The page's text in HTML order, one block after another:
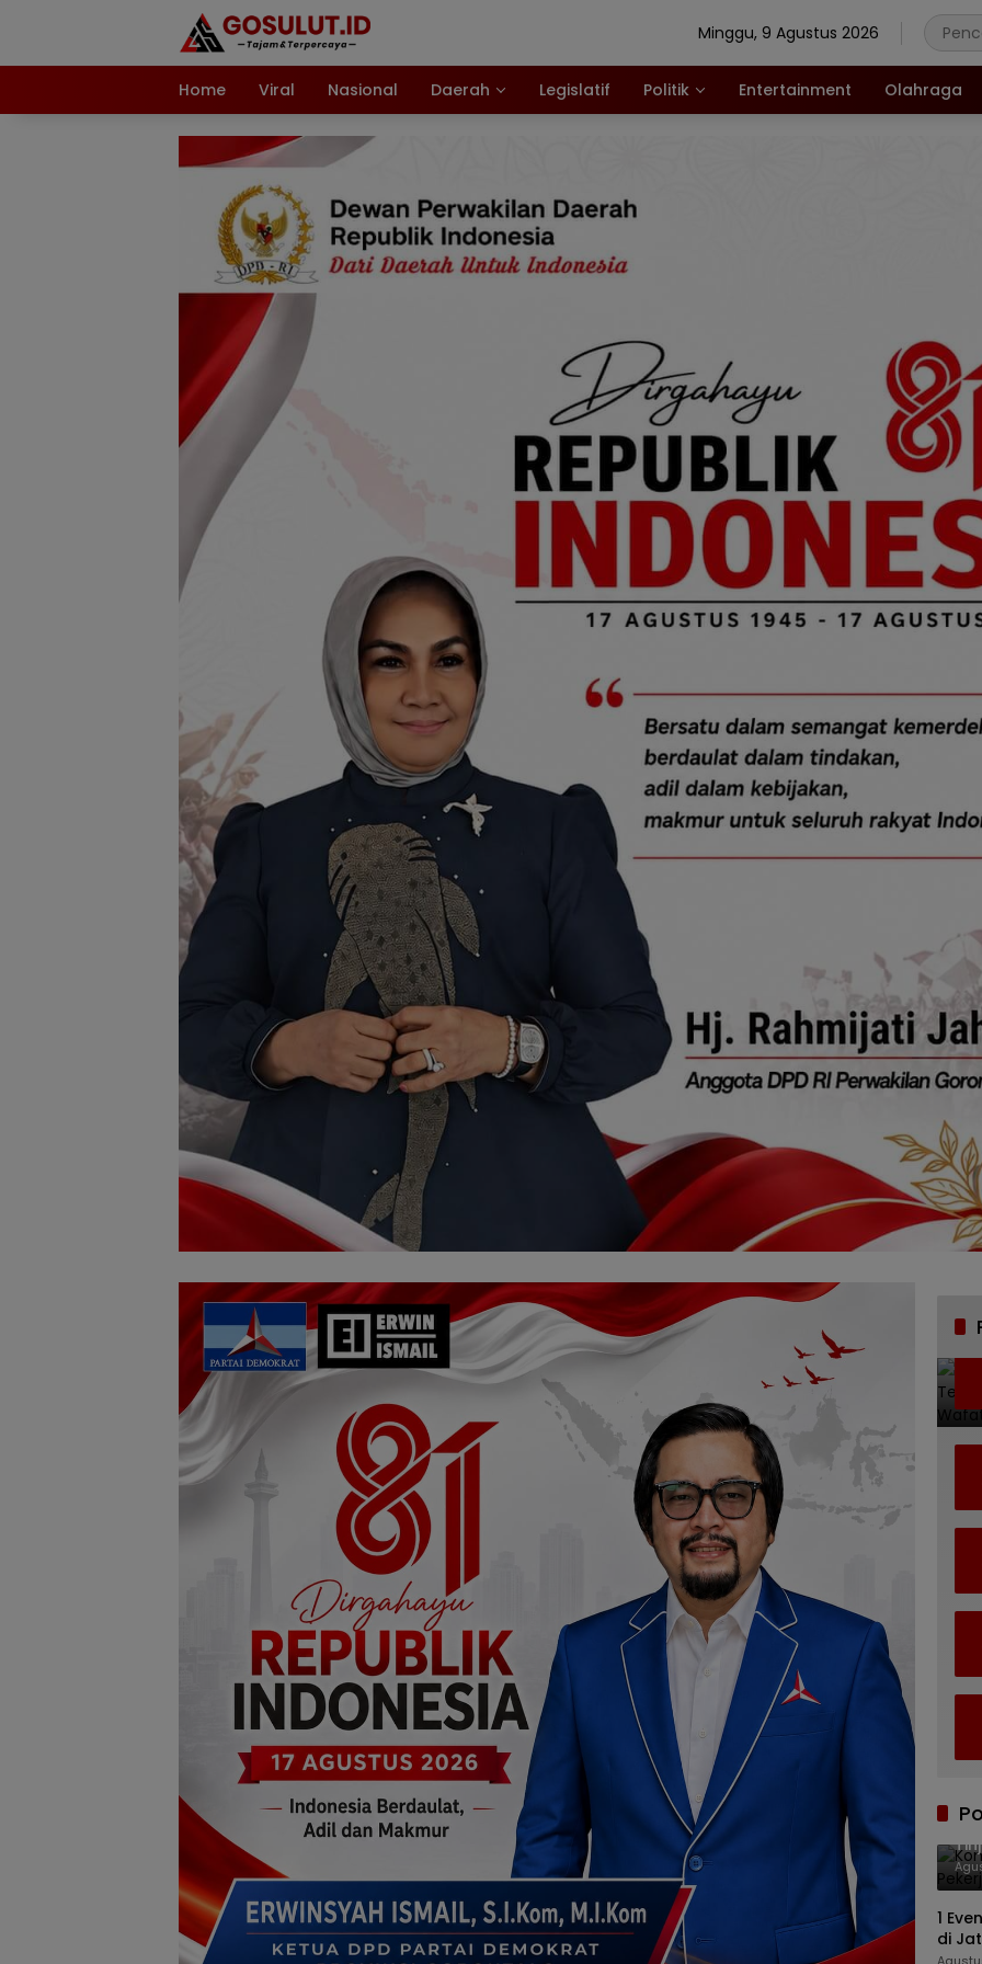
Minggu, 9 Agustus 2026
Home Viral Nasional Daerah Legislatif Politik Entertainment Olahraga
1
di